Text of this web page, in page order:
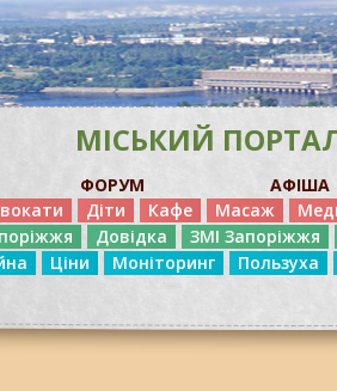
МІСЬКИЙ
ФОРУМ АФІША
Діти Кафе Масаж
Довідка ЗМІ Запоріжжя
Ціни Моніторинг Пользуха